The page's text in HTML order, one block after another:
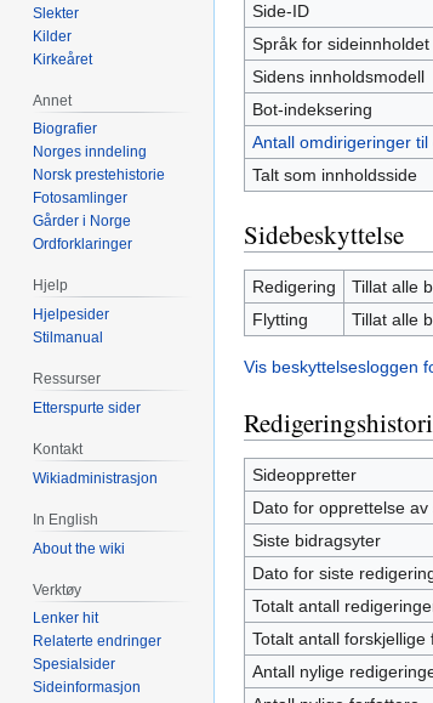
Side-ID
Språk for sideinnholdet
Sidens innholdsmodell
Bot-indeksering
Antall omdirigeringer til
Talt som innholdsside
Sidebeskyttelse
Redigering
Tillat alle
Flytting
Tillat alle
Vis beskyttelsesloggen
Sideoppretter
Dato for opprettelse av
Siste bidragsyter
Dato for siste
Totalt antall
Totalt antall forskjellige
Antall nylige
Slekter
Kilder
Kirkeåret
Annet
Biografier
Norges inndeling
Norsk prestehistorie
Fotosamlinger
Gårder i Norge
Ordforklaringer
Hjelp
Hjelpesider
Stilmanual
Ressurser
Etterspurte sider
Kontakt
Wikiadministrasjon
In English
About the wiki
Verktøy
Lenker hit
Relaterte endringer
Spesialsider
Sideinformasjon